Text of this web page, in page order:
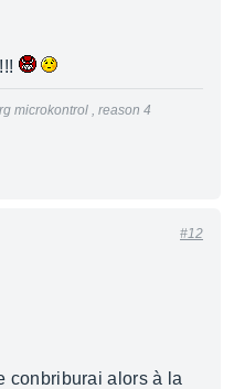
microkontrol , reason 4
#12
conbriburai alors à la